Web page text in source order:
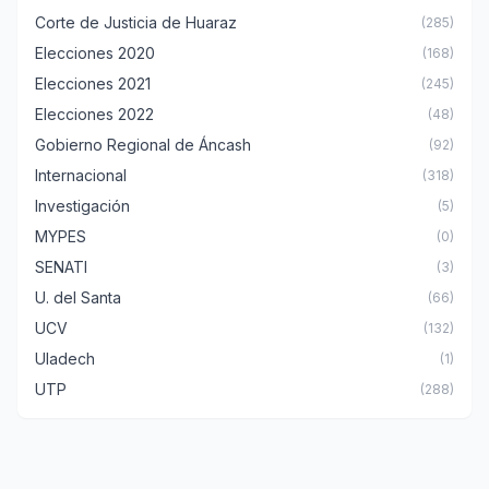
Corte de Justicia de Huaraz (285)
Elecciones 2020 (168)
Elecciones 2021 (245)
Elecciones 2022 (48)
Gobierno Regional de Áncash (92)
Internacional (318)
Investigación (5)
MYPES (0)
SENATI (3)
U. del Santa (66)
UCV (132)
Uladech (1)
UTP (288)